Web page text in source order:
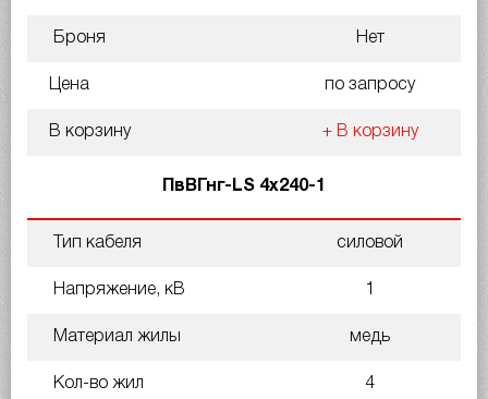
Броня Нет
Цена по запросу
В корзину + В корзину
ПвВГнг-LS 4х240-1
Тип кабеля силовой
Напряжение, кВ
Материал жилы медь
Кол-во жил 4